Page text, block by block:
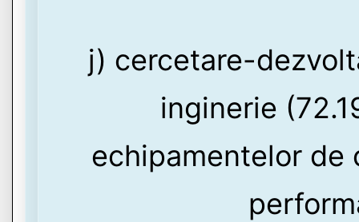
j) cercetare-
inginerie
echipamentelor de